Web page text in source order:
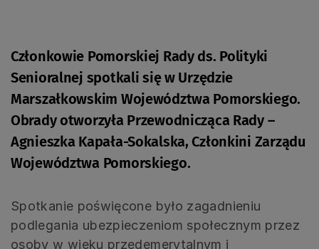
Członkowie Pomorskiej Rady ds. Polityki
Senioralnej spotkali się w Urzędzie
Marszałkowskim Województwa Pomorskiego.
Obrady otworzyła Przewodnicząca Rady –
Agnieszka Kapała-Sokalska, Członkini Zarządu
Województwa Pomorskiego.
Spotkanie poświęcone było zagadnieniu
podlegania ubezpieczeniom społecznym przez
osoby w wieku przedemerytalnym i